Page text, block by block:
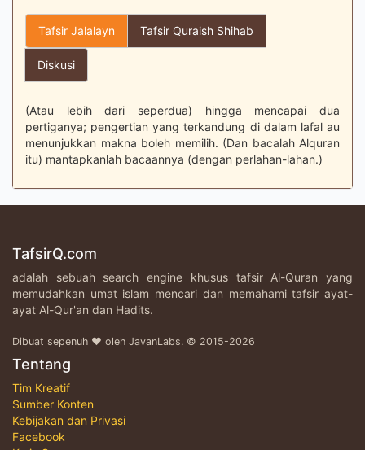
Tafsir Jalalayn Tafsir Quraish Shihab
Diskusi
(Atau lebih dari seperdua) hingga mencapai dua
pertiganya; pengertian yang terkandung di dalam lafal au
menunjukkan makna boleh memilih. (Dan bacalah Alquran
itu) mantapkanlah bacaannya (dengan perlahan-lahan.)
TafsirQ.com
adalah sebuah search engine khusus tafsir Al-Quran yang
memudahkan umat islam mencari dan memahami tafsir ayat-
ayat Al-Qur'an dan Hadits.
Dibuat sepenuh ♥ oleh JavanLabs. © 2015-2026
Tentang
Tim Kreatif
Sumber Konten
Kebijakan dan Privasi
Facebook